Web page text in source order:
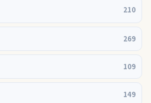
210
269
109
149